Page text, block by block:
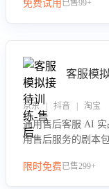
免费试用 已售99+
客服模
京东 | 抖音 | 淘宝
通用售后客服 AI
用售后服务的剧本
要点，轻松提升服务
限时免费已售299+